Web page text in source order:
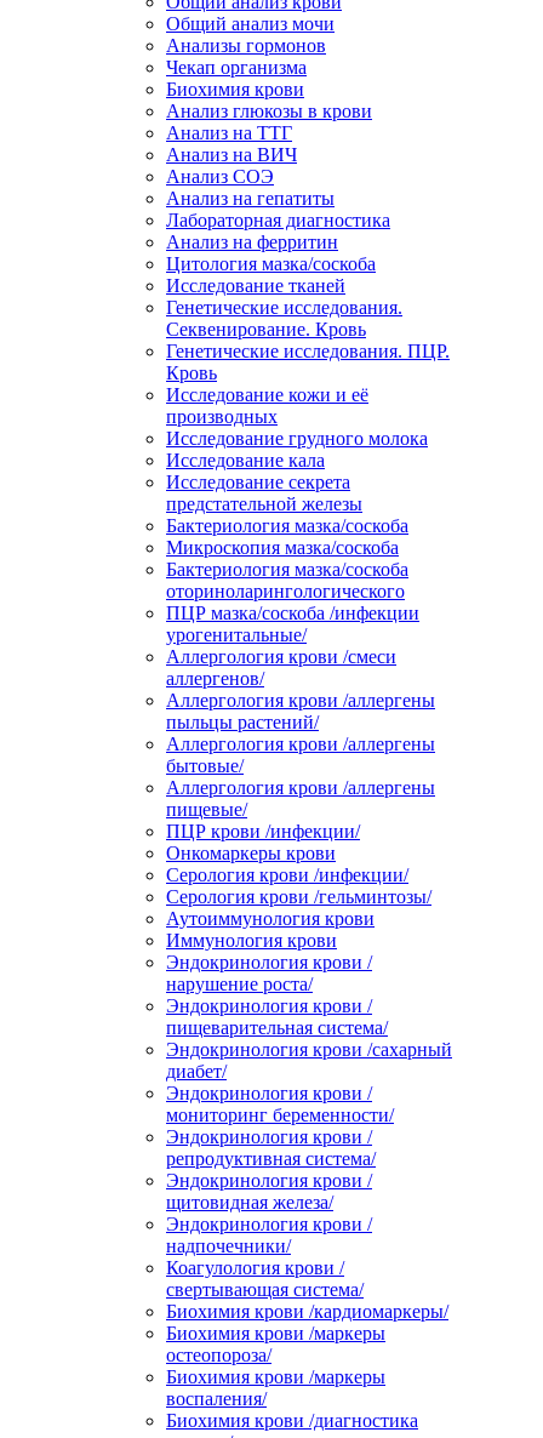
Общий анализ мочи
Анализы гормонов
Чекап организма
Биохимия крови
Анализ глюкозы в крови
Анализ на ТТГ
Анализ на ВИЧ
Анализ СОЭ
Анализ на гепатиты
Лабораторная диагностика
Анализ на ферритин
Цитология мазка/соскоба
Исследование тканей
Генетические исследования.
Секвенирование. Кровь
Генетические исследования. ПЦР.
Кровь
Исследование кожи и её
производных
Исследование грудного молока
Исследование кала
Исследование секрета
предстательной железы
Бактериология мазка/соскоба
Микроскопия мазка/соскоба
Бактериология мазка/соскоба
оториноларингологического
ПЦР мазка/соскоба /инфекции
урогенитальные/
Аллергология крови /смеси
аллергенов/
Аллергология крови /аллергены
пыльцы растений/
Аллергология крови /аллергены
бытовые/
Аллергология крови /аллергены
пищевые/
ПЦР крови /инфекции/
Онкомаркеры крови
Серология крови /инфекции/
Серология крови /гельминтозы/
Аутоиммунология крови
Иммунология крови
Эндокринология крови /
нарушение роста/
Эндокринология крови /
пищеварительная система/
Эндокринология крови /сахарный
диабет/
Эндокринология крови /
мониторинг беременности/
Эндокринология крови /
репродуктивная система/
Эндокринология крови /
щитовидная железа/
Эндокринология крови /
надпочечники/
Коагулология крови /
свертывающая система/
Биохимия крови /кардиомаркеры/
Биохимия крови /маркеры
остеопороза/
Биохимия крови /маркеры
воспаления/
Биохимия крови /диагностика